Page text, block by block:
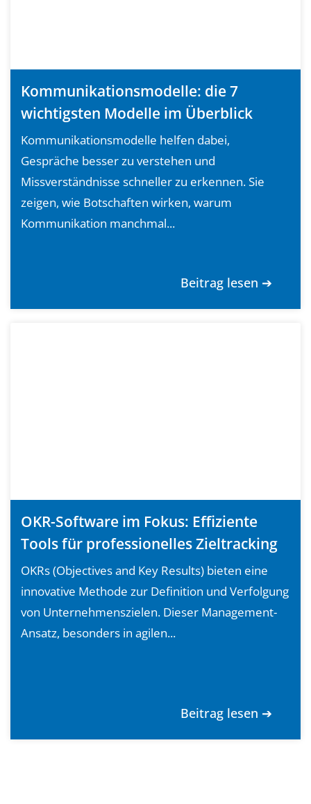
Kommunikationsmodelle: die 7
wichtigsten Modelle im Überblick
Kommunikationsmodelle helfen dabei,
Gespräche besser zu verstehen und
Missverständnisse schneller zu erkennen. Sie
zeigen, wie Botschaften wirken, warum
Kommunikation manchmal...
Beitrag lesen ➔
OKR-Software im Fokus: Effiziente
Tools für professionelles Zieltracking
OKRs (Objectives and Key Results) bieten eine
innovative Methode zur Definition und Verfolgung
von Unternehmenszielen. Dieser Management-
Ansatz, besonders in agilen...
Beitrag lesen ➔